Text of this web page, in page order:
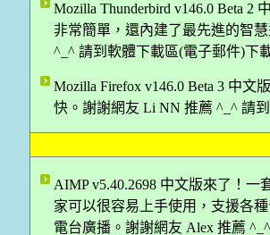
Mozilla Thunderbird v146.0 Beta
非常簡單，還內建了最先進的智
^_^ 請到軟體下載區(電子郵件)下
Mozilla Firefox v146.0 Beta 3 中
快。謝謝網友 Li NN 推薦 ^_^ 請
AIMP v5.40.2698 中文版來了！
家可以很容易上手使用，支援各
電台廣播。謝謝網友 Alex 推薦